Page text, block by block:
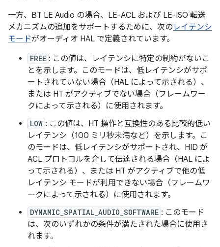
一方、BT LE Audio の場合、LE-ACL および LE-ISO 転送
メカニズムの追加をサポートするために、次の レイテンシ
モードがオーディオ HAL で定義されています。
FREE : この値は、レイテンシに特定の制約がないこ
とを示します。このモードは、低レイテンシがサポ
ートされていない場合（HAL によって示される）、
または HT がアクティブでない場合（フレームワー
クによって示される）に使用されます。
LOW : この値は、HT 操作と互換性のある比較的低い
レイテンシ（100 ミリ秒未満など）を示します。こ
のモードは、低レイテンシがサポートされ、HID が
ACL プロトコルを介して伝達される場合（HAL によ
って示される）、または HT がアクティブで他の低
レイテンシ モードが利用できない場合（フレームワ
ークによって示される）に使用されます。
DYNAMIC_SPATIAL_AUDIO_SOFTWARE : このモード
は、次のいずれかの条件が満たされた場合に使用さ
れます。